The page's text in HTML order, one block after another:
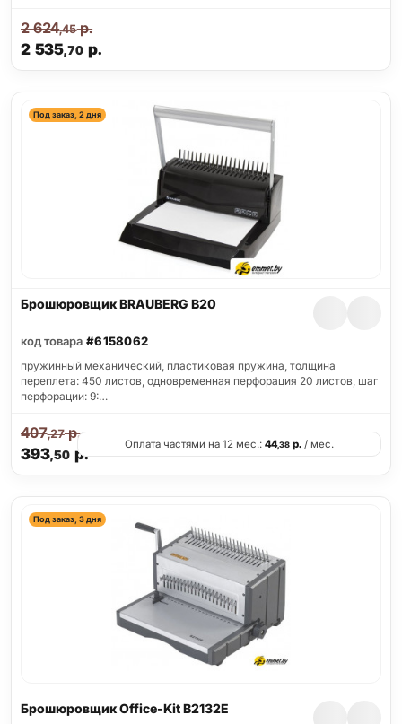
2 535,70 р.
2 624,45р.
Под заказ, 2 дня
Брошюровщик BRAUBERG B20
код товара #6158062
пружинный механический, пластиковая пружина, толщина
переплета: 450 листов, одновременная перфорация 20 листов, шаг
перфорации: 9:…
393,50р.
407,27р.
Оплата частями на 12 мес.: 44,38 р. / мес.
Под заказ, 3 дня
Брошюровщик Office-Kit B2132E